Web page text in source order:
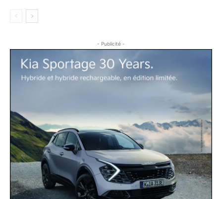
- Publicité -